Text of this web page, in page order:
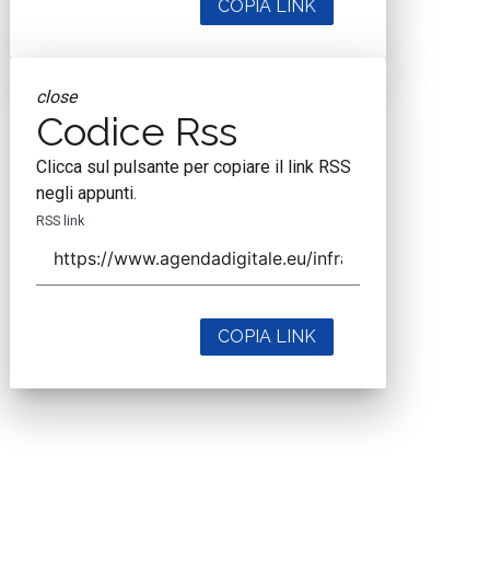
COPIA LINK
close
Codice Rss
Clicca sul pulsante per copiare il link RSS
negli appunti.
RSS link
COPIA LINK